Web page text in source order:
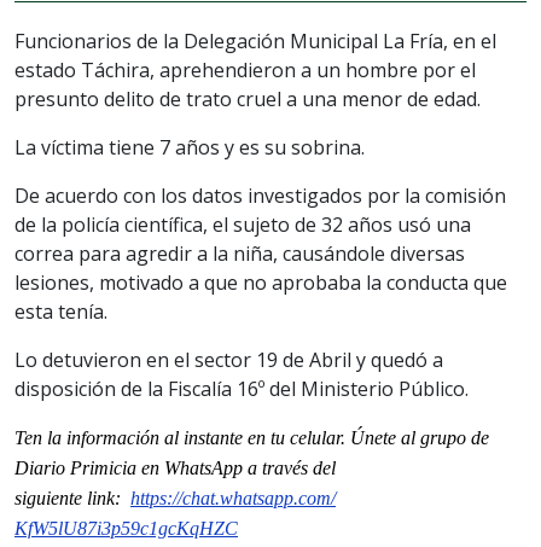
Funcionarios de la Delegación Municipal La Fría, en el
estado Táchira, aprehendieron a un hombre por el
presunto delito de trato cruel a una menor de edad.
La víctima tiene 7 años y es su sobrina.
De acuerdo con los datos investigados por la comisión
de la policía científica, el sujeto de 32 años usó una
correa para agredir a la niña, causándole diversas
lesiones, motivado a que no aprobaba la conducta que
esta tenía.
Lo detuvieron en el sector 19 de Abril y quedó a
disposición de la Fiscalía 16º del Ministerio Público.
Ten la información al instante en tu celular. Únete al grupo de
Diario Primicia en WhatsApp a través del
siguiente link: https://chat.whatsapp.com/
KfW5lU87i3p59c1gcKqHZC